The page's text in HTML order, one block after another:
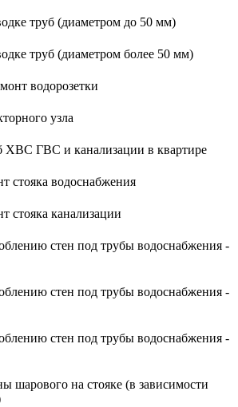
труб (диаметром до 50 мм)
труб (диаметром более 50 мм)
водорозетки
узла
ХВС ГВС и канализации в квартире
стояка водоснабжения
стояка канализации
стен под трубы водоснабжения -
стен под трубы водоснабжения -
стен под трубы водоснабжения -
шарового на стояке (в зависимости